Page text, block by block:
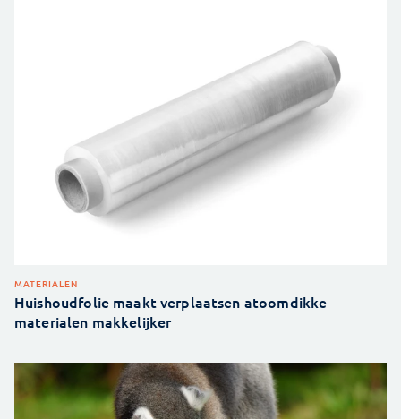
MATERIALEN
Huishoudfolie maakt verplaatsen atoomdikke
materialen makkelijker